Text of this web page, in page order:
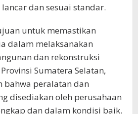
dan sesuai standar.
untuk memastikan
dalam melaksanakan
dan rekonstruksi
Sumatera Selatan,
bahwa peralatan dan
disediakan oleh perusahaan
dan dalam kondisi baik.